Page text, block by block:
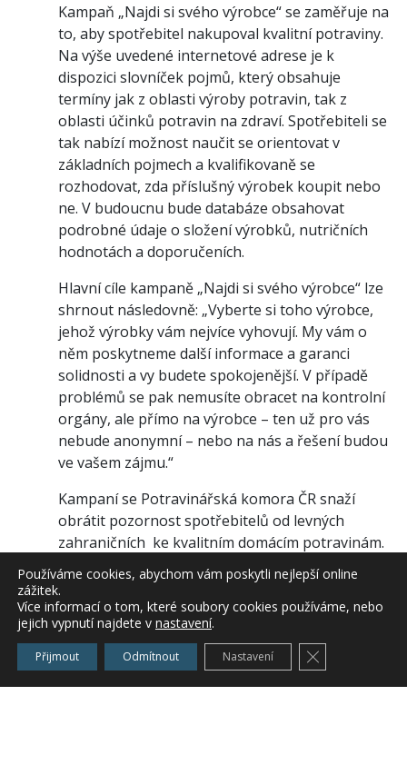
Kampaň „Najdi si svého výrobce“ se zaměřuje na
to, aby spotřebitel nakupoval kvalitní potraviny.
Na výše uvedené internetové adrese je k
dispozici slovníček pojmů, který obsahuje
termíny jak z oblasti výroby potravin, tak z
oblasti účinků potravin na zdraví. Spotřebiteli se
tak nabízí možnost naučit se orientovat v
základních pojmech a kvalifikovaně se
rozhodovat, zda příslušný výrobek koupit nebo
ne. V budoucnu bude databáze obsahovat
podrobné údaje o složení výrobků, nutričních
hodnotách a doporučeních.
Hlavní cíle kampaně „Najdi si svého výrobce“ lze
shrnout následovně: „Vyberte si toho výrobce,
jehož výrobky vám nejvíce vyhovují. My vám o
něm poskytneme další informace a garanci
solidnosti a vy budete spokojenější. V případě
problémů se pak nemusíte obracet na kontrolní
orgány, ale přímo na výrobce – ten už pro vás
nebude anonymní – nebo na nás a řešení budou
ve vašem zájmu.“
Kampaní se Potravinářská komora ČR snaží
obrátit pozornost spotřebitelů od levných
zahraničních ke kvalitním domácím potravinám.
Komora nechce vytvářet povědomí, že levný
výrobek je automaticky špatný. Spíše chce
kupující podporovat ve výběru domácích
potravinářských výrobků, které nesou jasnou
identifikaci svých výrobců. Dá se předpokládat, že
se k těmto výrobkům bude spotřebitel s větší
Používáme cookies, abychom vám poskytli nejlepší online
zážitek.
Více informací o tom, které soubory cookies používáme, nebo
jejich vypnutí najdete v nastavení.
Přijmout Odmítnout Nastavení Zavřít cookie